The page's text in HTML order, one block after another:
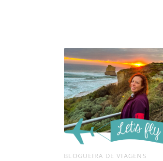
BLOGUEIRA DE VIAGENS